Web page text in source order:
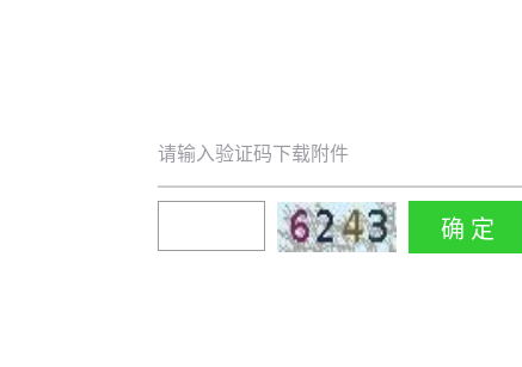
请输入验证码下载附件